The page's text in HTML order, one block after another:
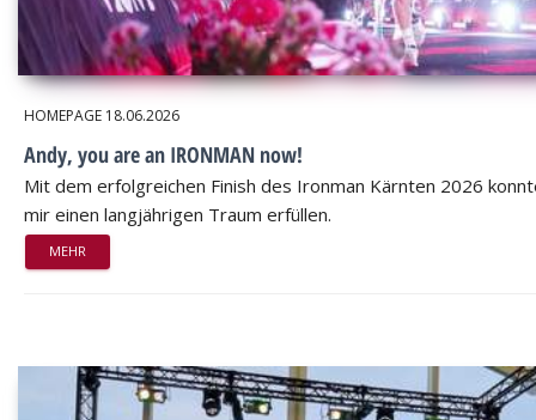
HOMEPAGE 18.06.2026
Andy, you are an IRONMAN now!
Mit dem erfolgreichen Finish des Ironman Kärnten 2026
mir einen langjährigen Traum erfüllen.
MEHR